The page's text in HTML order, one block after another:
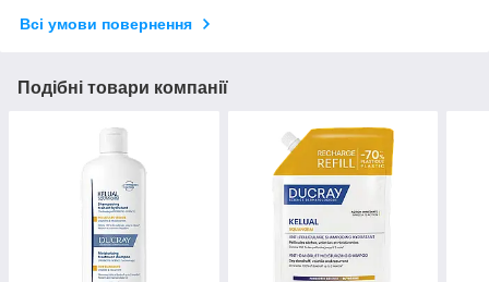
Всі умови повернення
Подібні товари компанії